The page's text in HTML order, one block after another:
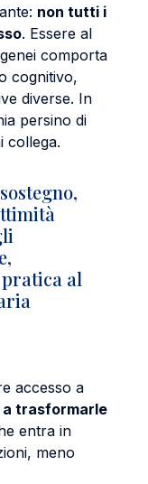
non tutti i
. Essere al
comporta
cognitivo,
diverse. In
persino di
collega.
al
accesso a
trasformarle
entra in
meno